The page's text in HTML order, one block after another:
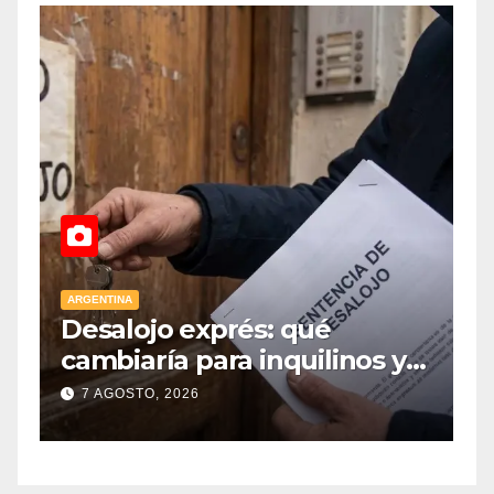
ARGENTINA
Desalojo exprés: qué
cambiaría para inquilinos y
dueños con el proyecto que
tuvo media sanción en la
7 AGOSTO, 2026